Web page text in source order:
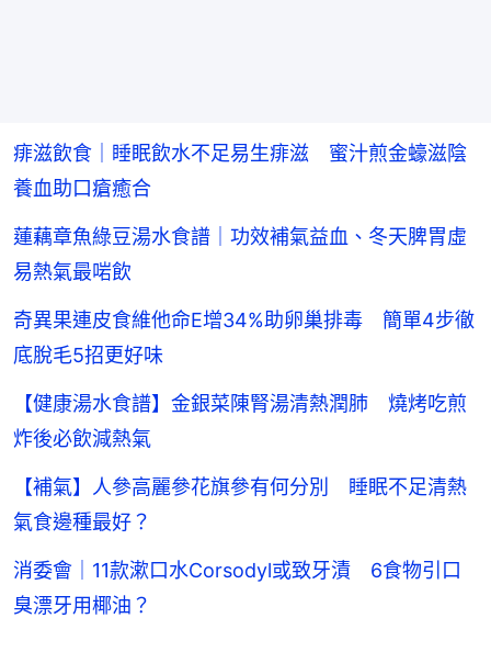
痱滋飲食｜睡眠飲水不足易生痱滋 蜜汁煎金蠔滋陰
養血助口瘡癒合
蓮藕章魚綠豆湯水食譜｜功效補氣益血、冬天脾胃虛
易熱氣最啱飲
奇異果連皮食維他命E增34%助卵巢排毒 簡單4步徹
底脫毛5招更好味
【健康湯水食譜】金銀菜陳腎湯清熱潤肺 燒烤吃煎
炸後必飲減熱氣
【補氣】人參高麗參花旗參有何分別 睡眠不足清熱
氣食邊種最好？
消委會｜11款漱口水Corsodyl或致牙漬 6食物引口
臭漂牙用椰油？